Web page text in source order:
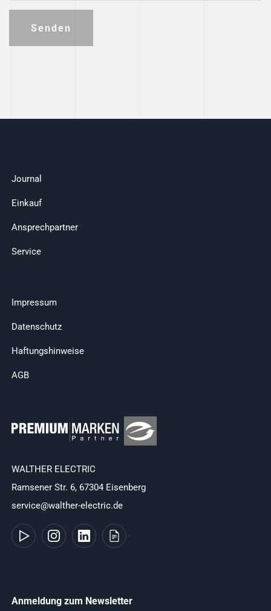
Senden
Journal
Einkauf
Ansprechpartner
Service
Impressum
Datenschutz
Haftungshinweise
AGB
WALTHER ELECTRIC
Ramsener Str. 6, 67304 Eisenberg
service@walther-electric.de
Anmeldung zum Newsletter